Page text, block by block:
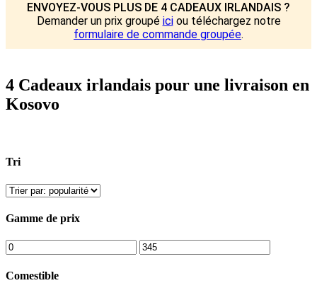
ENVOYEZ-VOUS PLUS DE 4 CADEAUX IRLANDAIS ?
Demander un prix groupé iciou téléchargez notre
formulaire de commande groupée.
4 Cadeaux irlandais pour une livraison en
Kosovo
Tri
Gamme de prix
Comestible